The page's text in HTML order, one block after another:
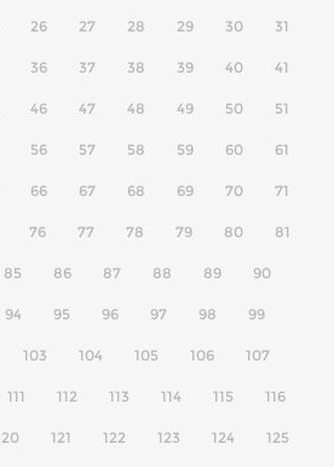
26 27 28 29 30 31
36 37 38 39 40 41
46 47 48 49 50 51
56 57 58 59 60 61
66 67 68 69 70 71
76 77 78 79 80 81
85 86 87 88 89 90
94 95 96 97 98 99
103 104 105 106 107
111 112 113 114 115 116
121 122 123 124 125